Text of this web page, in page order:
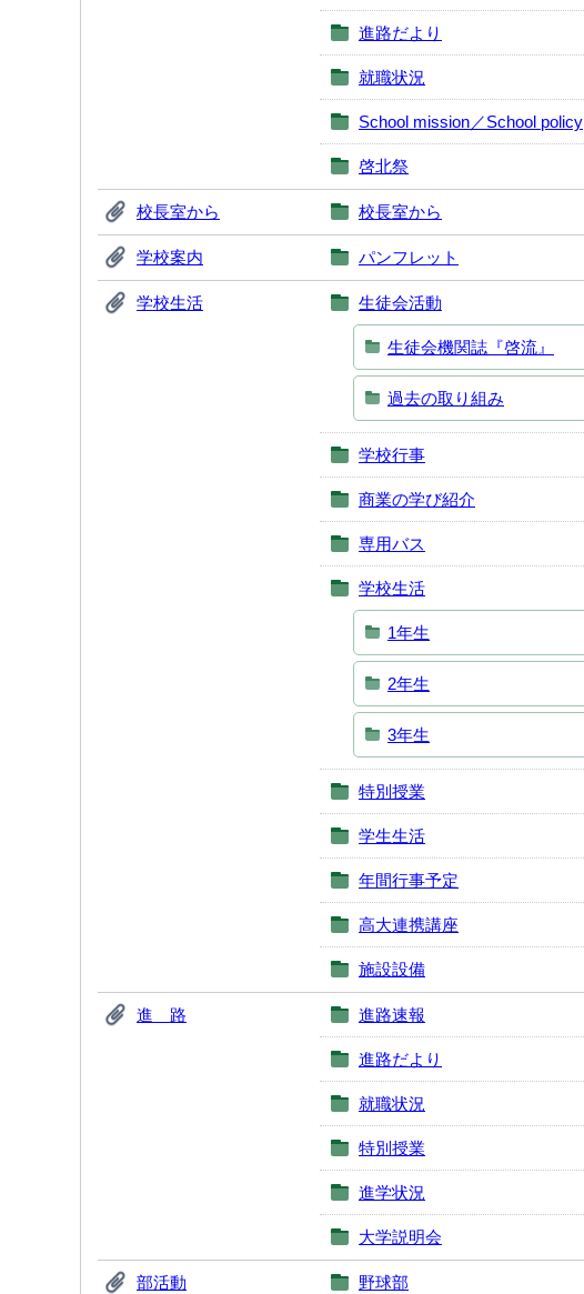
進路だより
就職状況
School mission／School policy
啓北祭
校長室から 校長室から
学校案内 パンフレット
学校生活 生徒会活動
生徒会機関誌『啓流』
過去の取り組み
学校行事
商業の学び紹介
専用バス
学校生活
1年生
2年生
3年生
特別授業
学生生活
年間行事予定
高大連携講座
施設設備
進 路 進路速報
進路だより
就職状況
特別授業
進学状況
大学説明会
部活動 野球部